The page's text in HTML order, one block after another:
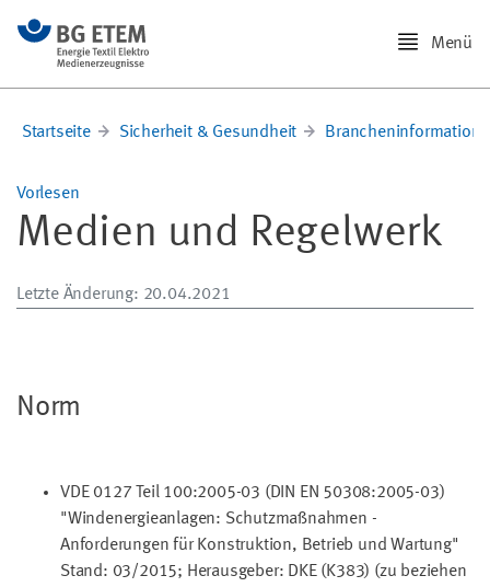
Menü
Startseite Sicherheit & Gesundheit
Vorlesen
Medien und Regelwerk
Letzte Änderung: 20.04.2021
Norm
VDE 0127 Teil 100:2005-03 (DIN EN 50308:2005-03)
"Windenergieanlagen: Schutzmaßnahmen -
Anforderungen für Konstruktion, Betrieb und Wartung"
Stand: 03/2015; Herausgeber: DKE (K383) (zu beziehen